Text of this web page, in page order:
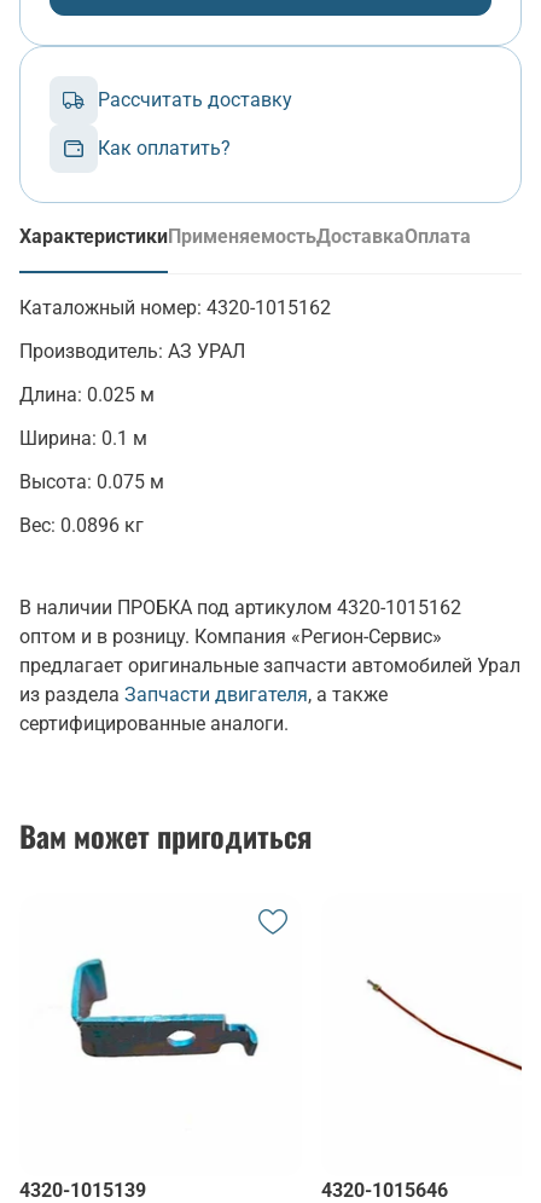
Рассчитать доставку
Как оплатить?
Характеристики
(активная вкладка)
ПрименяемостьДоставкаОплата
Каталожный номер: 4320-1015162
Производитель: АЗ УРАЛ
Длина: 0.025 м
Ширина: 0.1 м
Высота: 0.075 м
Вес: 0.0896 кг
В наличии ПРОБКА под артикулом 4320-1015162
оптом и в розницу. Компания «Регион-Сервис»
предлагает оригинальные запчасти автомобилей Урал
из раздела Запчасти двигателя, а также
сертифицированные аналоги.
Вам может пригодиться
4320-1015139
4320-1015646